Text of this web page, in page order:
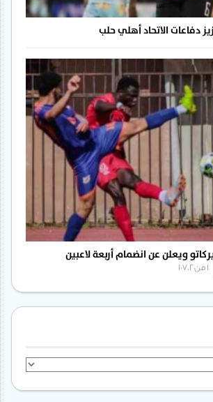
دفاعات الاتحاد أهلي حلب
ويعلن عن انضمام أربعة لاعبين